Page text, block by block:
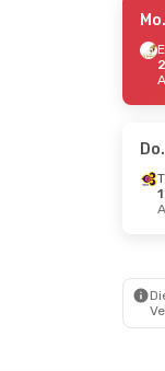
- So., 1.
2 Zwischenstopps
- Fr.,
2 Zwischenstopps